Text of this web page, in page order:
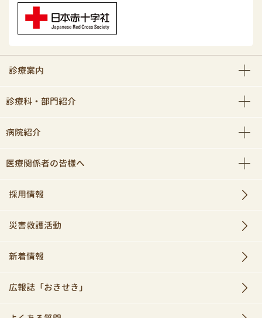
診療案内
診療科・部門紹介
病院紹介
医療関係者の皆様へ
採用情報
災害救護活動
新着情報
広報誌「おきせき」